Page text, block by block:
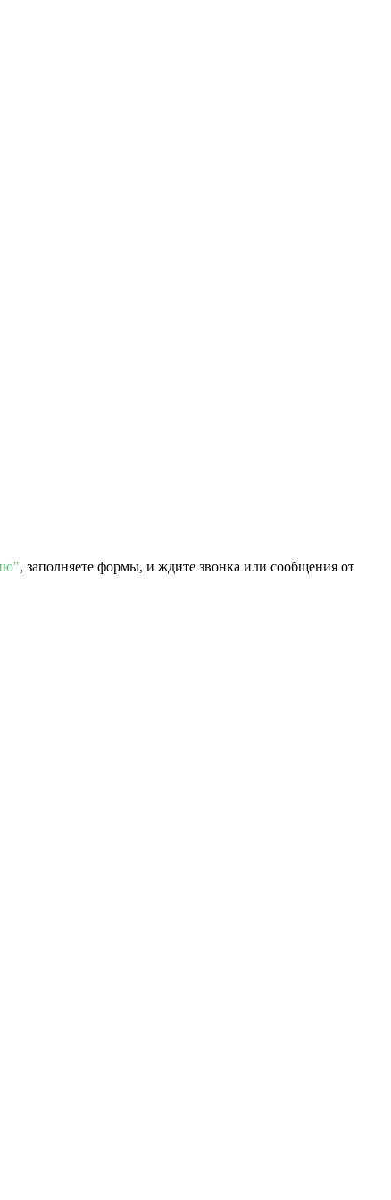
, заполняете формы, и ждите звонка или сообщения от